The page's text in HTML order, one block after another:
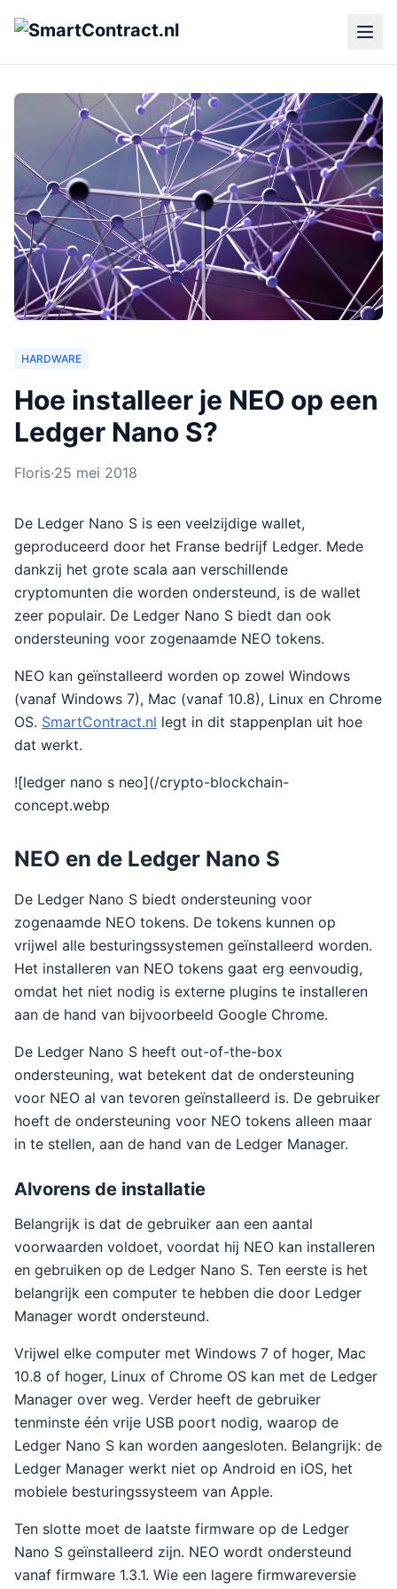
HARDWARE
Hoe installeer je NEO op een
Ledger Nano S?
Floris·25 mei 2018
De Ledger Nano S is een veelzijdige wallet,
geproduceerd door het Franse bedrijf Ledger. Mede
dankzij het grote scala aan verschillende
cryptomunten die worden ondersteund, is de wallet
zeer populair. De Ledger Nano S biedt dan ook
ondersteuning voor zogenaamde NEO tokens.
NEO kan geïnstalleerd worden op zowel Windows
(vanaf Windows 7), Mac (vanaf 10.8), Linux en Chrome
OS. SmartContract.nl legt in dit stappenplan uit hoe
dat werkt.
![ledger nano s neo](/crypto-blockchain-
concept.webp
NEO en de Ledger Nano S
De Ledger Nano S biedt ondersteuning voor
zogenaamde NEO tokens. De tokens kunnen op
vrijwel alle besturingssystemen geïnstalleerd worden.
Het installeren van NEO tokens gaat erg eenvoudig,
omdat het niet nodig is externe plugins te installeren
aan de hand van bijvoorbeeld Google Chrome.
De Ledger Nano S heeft out-of-the-box
ondersteuning, wat betekent dat de ondersteuning
voor NEO al van tevoren geïnstalleerd is. De gebruiker
hoeft de ondersteuning voor NEO tokens alleen maar
in te stellen, aan de hand van de Ledger Manager.
Alvorens de installatie
Belangrijk is dat de gebruiker aan een aantal
voorwaarden voldoet, voordat hij NEO kan installeren
en gebruiken op de Ledger Nano S. Ten eerste is het
belangrijk een computer te hebben die door Ledger
Manager wordt ondersteund.
Vrijwel elke computer met Windows 7 of hoger, Mac
10.8 of hoger, Linux of Chrome OS kan met de Ledger
Manager over weg. Verder heeft de gebruiker
tenminste één vrije USB poort nodig, waarop de
Ledger Nano S kan worden aangesloten. Belangrijk: de
Ledger Manager werkt niet op Android en iOS, het
mobiele besturingssysteem van Apple.
Ten slotte moet de laatste firmware op de Ledger
Nano S geïnstalleerd zijn. NEO wordt ondersteund
vanaf firmware 1.3.1. Wie een lagere firmwareversie